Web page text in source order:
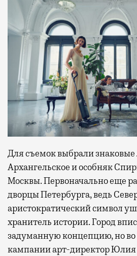
Для съемок выбрали
Архангельское и особняк
Москвы. Первоначально еще
дворцы Петербурга, ведь
аристократический символ
хранитель истории. Город
задуманную концепцию, но во
кампании арт-директор Юлия